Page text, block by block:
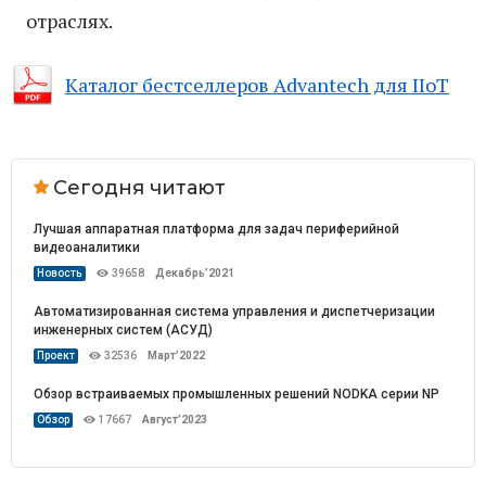
отраслях.
Каталог бестселлеров Advantech для IIoT
Сегодня читают
Лучшая аппаратная платформа для задач периферийной
видеоаналитики
Новость 39658 Декабрь’2021
Автоматизированная система управления и диспетчеризации
инженерных систем (АСУД)
Проект 32536 Март’2022
Обзор встраиваемых промышленных решений NODKA серии NP
Обзор 17667 Август’2023